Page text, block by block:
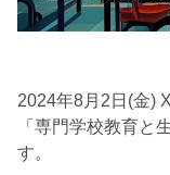
2024年8月2日(金)
「専門学校教育と
す。